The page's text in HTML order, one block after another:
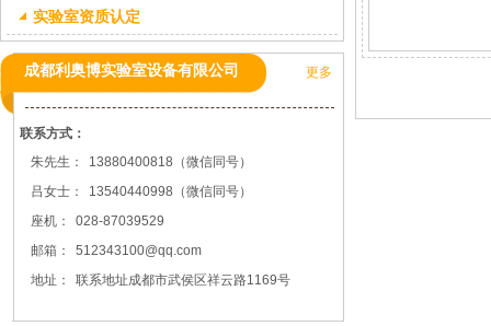
实验室资质认定
成都利奥博实验室设备有限公司 更多
联系方式：
朱先生：
13880400818（微信同号）
吕女士：
13540440998（微信同号）
座机：
028-87039529
邮箱：
512343100@qq.com
地址：
联系地址成都市武侯区祥云路1169号